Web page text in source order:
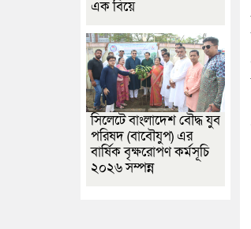
এক বিয়ে
সিলেটে বাংলাদেশ বৌদ্ধ যুব
পরিষদ (বাবৌযুপ) এর
বার্ষিক বৃক্ষরোপণ কর্মসূচি
২০২৬ সম্পন্ন